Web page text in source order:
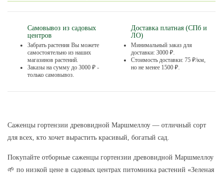
Самовывоз из садовых
центров
Забрать растения Вы можете
самостоятельно из наших
магазинов растений.
Заказы на сумму до 3000 ₽ -
только самовывоз.
Доставка платная (СПб и
ЛО)
Минимальный заказ для
доставки: 3000 ₽.
Стоимость доставки: 75 ₽/км,
но не менее 1500 ₽.
Саженцы гортензии древовидной Маршмеллоу — отличный сорт
для всех, кто хочет вырастить красивый, богатый сад.
Покупайте отборные саженцы гортензии древовидной Маршмеллоу
🌱 по низкой цене в садовых центрах питомника растений «Зеленая